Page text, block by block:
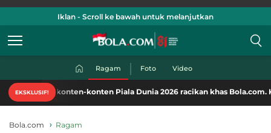
Iklan - Scroll ke bawah untuk melanjutkan
Ragam Foto Video
EKSKLUSIF!
konten-konten Piala Dunia 2026 racikan khas Bola.com. Klik di sini!
Bola.com Ragam